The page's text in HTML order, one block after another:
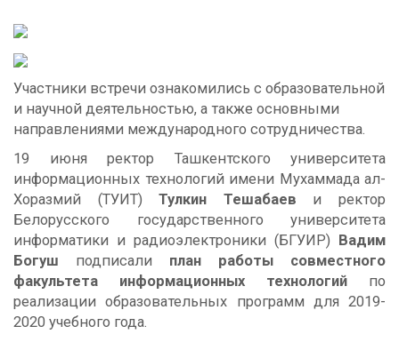
Участники встречи ознакомились с образовательной
и научной деятельностью, а также основными
направлениями международного сотрудничества.
19 июня ректор Ташкентского университета
информационных технологий имени Мухаммада ал-
Хоразмий (ТУИТ)Тулкин Тешабаев и ректор
Белорусского государственного университета
информатики и радиоэлектроники (БГУИР)
Вадим
Богуш подписали план работы совместного
факультета информационных технологий по
реализации образовательных программ для 2019-
2020 учебного года.